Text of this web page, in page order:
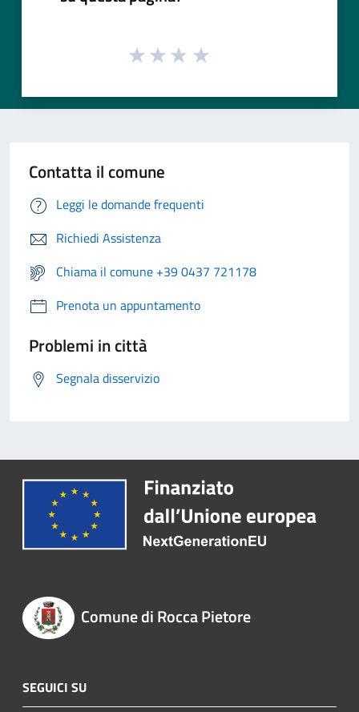
Contatta il comune
Leggi le domande frequenti
Richiedi Assistenza
Chiama il comune +39 0437 721178
Prenota un appuntamento
Problemi in città
Segnala disservizio
Comune di Rocca Pietore
SEGUICI SU